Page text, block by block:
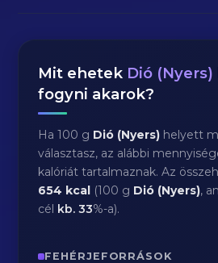
Mit ehetek Dió (Nyers)
fogyni akarok?
Ha 100 g Dió (Nyers) helyett
választasz, az alábbi
kalóriát tartalmaznak. Az
654 kcal (100 g Dió (Nyers),
cél kb.33%-a).
FEHÉRJEFORRÁSOK